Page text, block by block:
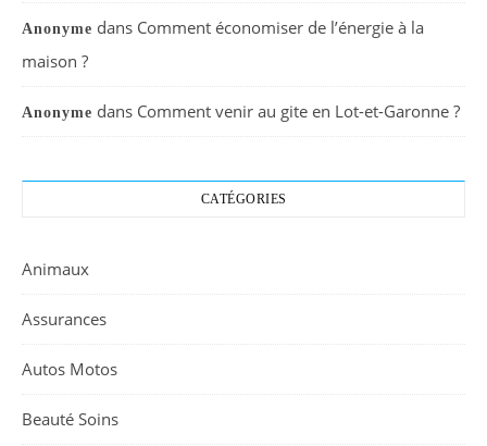
Anonyme dans Comment économiser de l’énergie à la
maison ?
Anonyme dans Comment venir au gite en Lot-et-Garonne ?
CATÉGORIES
Animaux
Assurances
Autos Motos
Beauté Soins